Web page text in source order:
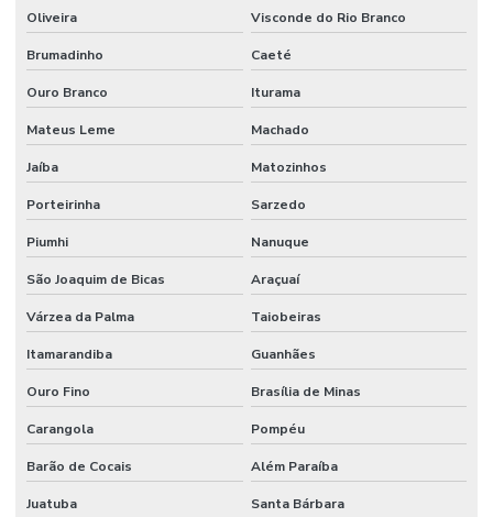
Manutenção predial preventiva e corretiva
Manutenção Predial Residencial
Manutenção Preditiva
Manutenção Preditiva De Equipamentos
Manutenção Preditiva E Iot
Manutenção Preditiva Para Indústria
Manutenção Preditiva Reduzindo Custos
Manutenção Preventiva
Manutenção preventiva
Manutenção preventiva ar condicionado
Oliveira Visconde do Rio Branco
Brumadinho Caeté
Ouro Branco Iturama
Mateus Leme Machado
Jaíba Matozinhos
Porteirinha Sarzedo
Piumhi Nanuque
São Joaquim de Bicas Araçuaí
Várzea da Palma Taiobeiras
Itamarandiba Guanhães
Ouro Fino Brasília de Minas
Carangola Pompéu
Barão de Cocais Além Paraíba
Juatuba Santa Bárbara